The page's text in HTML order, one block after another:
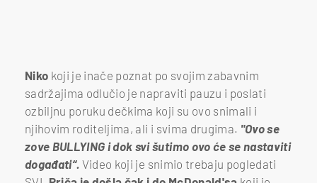
Niko koji je inače poznat po svojim zabavnim
sadržajima odlučio je napraviti pauzu i poslati
ozbiljnu poruku dečkima koji su ovo snimali i
njihovim roditeljima, ali i svima drugima. "Ovo se
zove BULLYING i dok svi šutimo ovo će se nastaviti
događati“. Video koji je snimio trebaju pogledati